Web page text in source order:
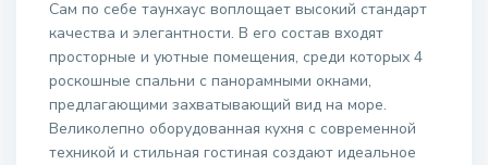
Сам по себе таунхаус воплощает высокий стандарт
качества и элегантности. В его состав входят
просторные и уютные помещения, среди которых 4
роскошные спальни с панорамными окнами,
предлагающими захватывающий вид на море.
Великолепно оборудованная кухня с современной
техникой и стильная гостиная создают идеальное